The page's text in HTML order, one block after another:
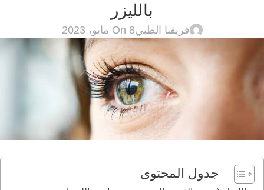
بالليزر
فريقنا الطبيOn 8 مايو، 2023
جدول المحتوى